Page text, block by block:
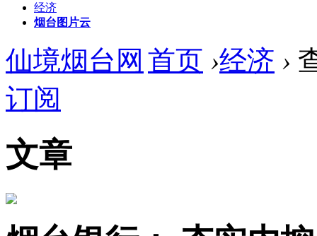
经济
烟台图片云
仙境烟台网 首页 ›经济 ›
订阅
文章